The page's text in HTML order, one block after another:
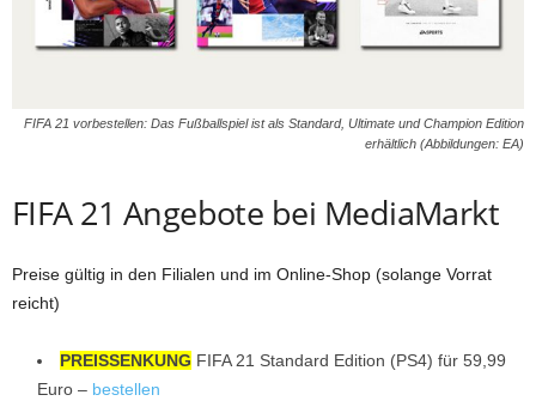
FIFA 21 vorbestellen: Das Fußballspiel ist als Standard, Ultimate und Champion Edition
erhältlich (Abbildungen: EA)
FIFA 21 Angebote bei MediaMarkt
Preise gültig in den Filialen und im Online-Shop (solange Vorrat
reicht)
PREISSENKUNG FIFA 21 Standard Edition (PS4) für 59,99
Euro – bestellen